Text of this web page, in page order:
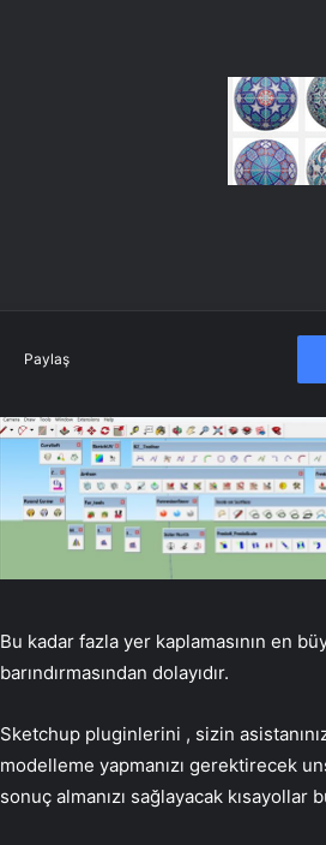
Paylaş
Bu kadar fazla yer kaplamasının en
barındırmasından dolayıdır.
Sketchup pluginlerini , sizin
modelleme yapmanızı gerektirecek
sonuç almanızı sağlayacak kısayollar